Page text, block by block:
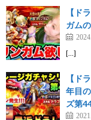
【ド
ガム
[…]
【ド
年目
ズ第